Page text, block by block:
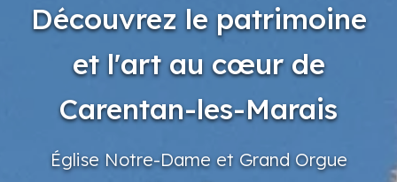
Découvrez le patrimoine
et l'art au cœur de
Carentan-les-Marais
Église Notre-Dame et Grand Orgue